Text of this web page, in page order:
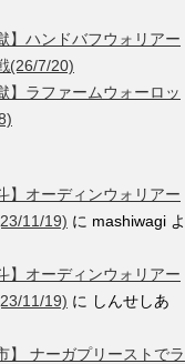
】ハンドバフウォリアー
(26/7/20)
】ラファームウォーロッ
】オーディンウォリアー
11/19) に mashiwagi よ
】オーディンウォリアー
11/19) に しんせしあ
】 ナーガプリーストでラ